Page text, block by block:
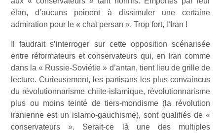
élan, d’aucuns peinent à dissimuler une certaine
admiration pour le « chat persan ». Trop fort, l’Iran !
Il faudrait s’interroger sur cette opposition scénarisée
entre réformateurs et conservateurs qui, en Iran comme
dans la « Russie-Soviétie » d’antan, tient lieu de grille de
lecture. Curieusement, les partisans les plus convaincus
du révolutionnarisme chiite-islamique, révolutionnarisme
plus ou moins teinté de tiers-mondisme (la révolution
iranienne est un islamo-gauchisme), sont qualifiés de «
conservateurs ». Serait-ce là une des multiples